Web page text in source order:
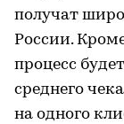
получат
России.
процесс
среднего
на одного